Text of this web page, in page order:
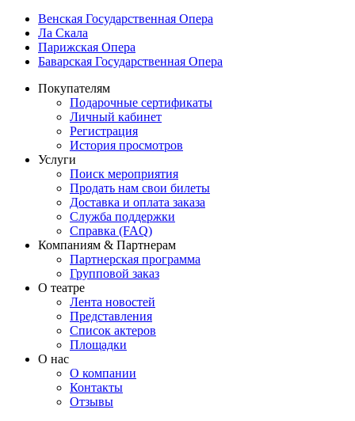
Венская Государственная Опера
Ла Скала
Парижская Опера
Баварская Государственная Опера
Покупателям
Подарочные сертификаты
Личный кабинет
Регистрация
История просмотров
Услуги
Поиск мероприятия
Продать нам свои билеты
Доставка и оплата заказа
Служба поддержки
Справка (FAQ)
Компаниям & Партнерам
Партнерская программа
Групповой заказ
О театре
Лента новостей
Представления
Список актеров
Площадки
О нас
О компании
Контакты
Отзывы